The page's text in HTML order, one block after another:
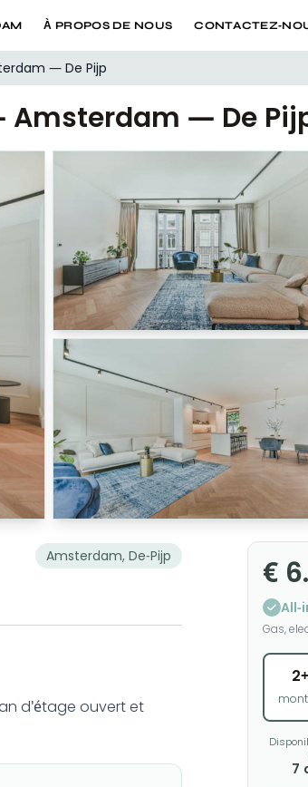
À PROPOS DE NOUS CONTACTEZ-
— De Pijp
Amsterdam — De
Amsterdam, De-Pijp
d'étage ouvert et
€
All-
Gas,
2+
7